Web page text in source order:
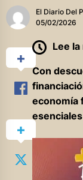
El Diario Del
05/02/2026
Lee la
Con
economía